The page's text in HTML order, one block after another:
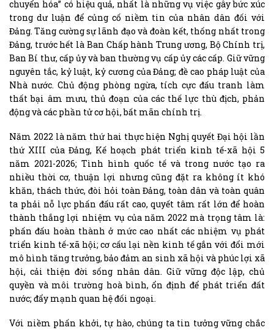
chuyển hóa” có hiệu quả, nhất là những vụ việc gây bức xúc
trong dư luận để củng cố niềm tin của nhân dân đối với
Đảng. Tăng cường sự lãnh đạo và đoàn kết, thống nhất trong
Đảng, trước hết là Ban Chấp hành Trung ương, Bộ Chính trị,
Ban Bí thư, cấp ủy và ban thường vụ cấp ủy các cấp. Giữ vững
nguyên tắc, kỷ luật, kỷ cương của Đảng; đề cao pháp luật của
Nhà nước. Chủ động phòng ngừa, tích cực đấu tranh làm
thất bại âm mưu, thủ đoạn của các thế lực thù địch, phản
động và các phần tử cơ hội, bất mãn chính trị.
Năm 2022 là năm thứ hai thực hiện Nghị quyết Đại hội lần
thứ XIII của Đảng, Kế hoạch phát triển kinh tế-xã hội 5
năm 2021-2026; Tình hình quốc tế và trong nước tạo ra
nhiều thời cơ, thuận lợi nhưng cũng đặt ra không ít khó
khăn, thách thức, đòi hỏi toàn Đảng, toàn dân và toàn quân
ta phải nỗ lực phấn đấu rất cao, quyết tâm rất lớn để hoàn
thành thắng lợi nhiệm vụ của năm 2022 mà trọng tâm là:
phấn đấu hoàn thành ở mức cao nhất các nhiệm vụ phát
triển kinh tế-xã hội; cơ cấu lại nền kinh tế gắn với đổi mới
mô hình tăng trưởng, bảo đảm an sinh xã hội và phúc lợi xã
hội, cải thiện đời sống nhân dân. Giữ vững độc lập, chủ
quyền và môi trường hoà bình, ổn định để phát triển đất
nước; đẩy mạnh quan hệ đối ngoại.
Với niềm phấn khởi, tự hào, chúng ta tin tưởng vững chắc